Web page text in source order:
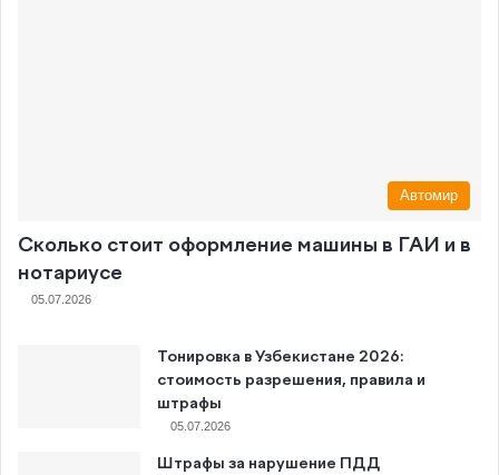
Автомир
Сколько стоит оформление машины в ГАИ и в
нотариусе
05.07.2026
Тонировка в Узбекистане 2026:
стоимость разрешения, правила и
штрафы
05.07.2026
Штрафы за нарушение ПДД